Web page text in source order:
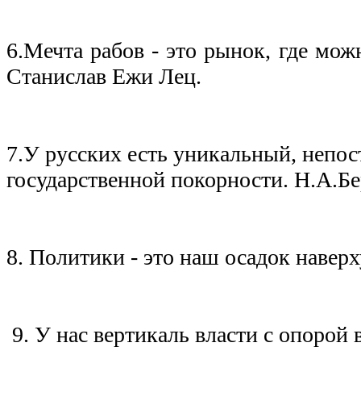
6.Мечта рабов - это рынок, где
Станислав Ежи Лец.
7.У русских есть уникальный,
государственной покорности.
8. Политики - это наш осадок
9. У нас вертикаль власти с